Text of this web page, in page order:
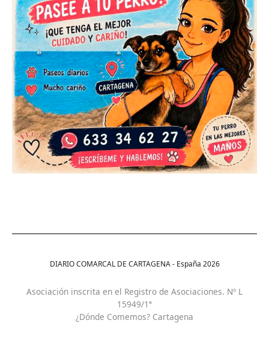
DIARIO COMARCAL DE CARTAGENA - España 2026
Asociación inscrita en el Registro de Asociaciones. Nº L
15949/1ª
¿Dónde Comemos? Cartagena